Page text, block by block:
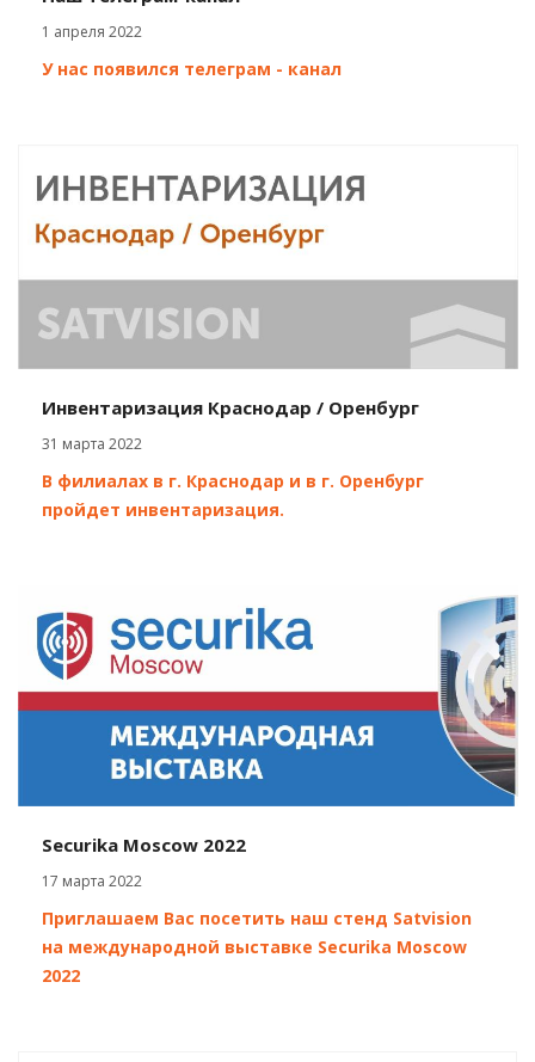
1 апреля 2022
У нас появился телеграм - канал
Инвентаризация Краснодар / Оренбург
31 марта 2022
В филиалах в г. Краснодар и в г. Оренбург
пройдет инвентаризация.
Securika Moscow 2022
17 марта 2022
Приглашаем Вас посетить наш стенд Satvision
на международной выставке Securika Moscow
2022